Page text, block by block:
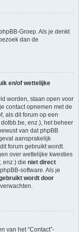
Groep. Als je denkt
dan de
en/of wettelijke
worden, staan open voor
contact opnemen met de
als dit forum op een
enz.), het beheer
van dat phpBB
aansprakelijk
forum gebruikt wordt.
over wettelijke kwesties
enz.) die niet direct
software. Als je
wordt door
van het “Contact”-